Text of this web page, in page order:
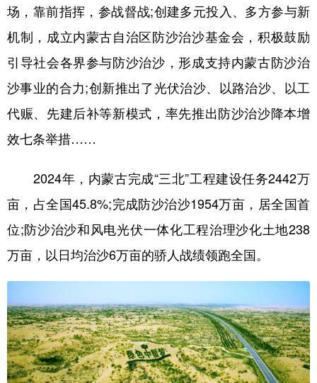
场，靠前指挥，参战督战;创建多元投入、多方参与新
机制，成立内蒙古自治区防沙治沙基金会，积极鼓励
引导社会各界参与防沙治沙，形成支持内蒙古防沙治
沙事业的合力;创新推出了光伏治沙、以路治沙、以工
代赈、先建后补等新模式，率先推出防沙治沙降本增
效七条举措……
2024年，内蒙古完成“三北”工程建设任务2442万
亩，占全国45.8%;完成防沙治沙1954万亩，居全国首
位;防沙治沙和风电光伏一体化工程治理沙化土地238
万亩，以日均治沙6万亩的骄人战绩领跑全国。